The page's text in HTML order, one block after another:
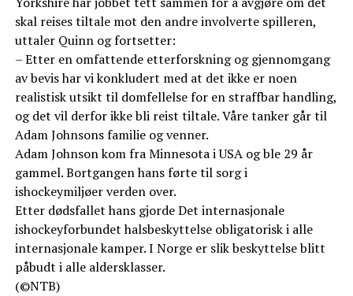
skal reises tiltale mot den andre involverte spilleren,
uttaler Quinn og fortsetter:
– Etter en omfattende etterforskning og gjennomgang
av bevis har vi konkludert med at det ikke er noen
realistisk utsikt til domfellelse for en straffbar handling,
og det vil derfor ikke bli reist tiltale. Våre tanker går til
Adam Johnsons familie og venner.
Adam Johnson kom fra Minnesota i USA og ble 29 år
gammel. Bortgangen hans førte til sorg i
ishockeymiljøer verden over.
Etter dødsfallet hans gjorde Det internasjonale
ishockeyforbundet halsbeskyttelse obligatorisk i alle
internasjonale kamper. I Norge er slik beskyttelse blitt
påbudt i alle aldersklasser.
(©NTB)